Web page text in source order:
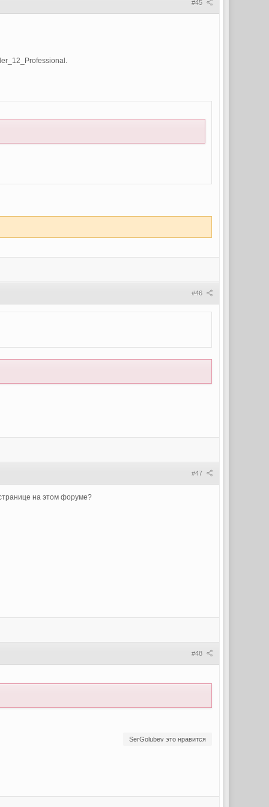
#45
#46
#47
на этом форуме?
#48
SerGolubev это нравится